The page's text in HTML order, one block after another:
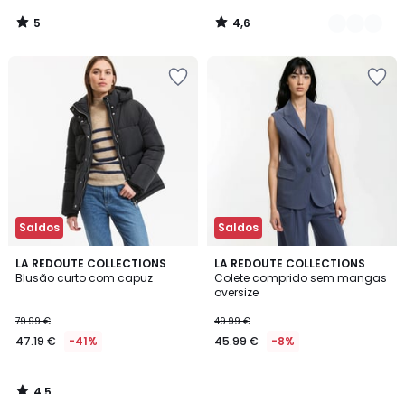
5
/
4,6
/
Saldos
LA REDOUTE COLLECTIONS
Blusão curto com capuz
79.99 €
47.19 € -41%
4,5
/ 5
Saldos
LA REDOUTE COLLECTIONS
Colete comprido sem mangas
oversize
49.99 €
45.99 € -8%